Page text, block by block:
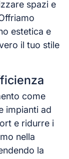
spazi e
estetica e
il tuo stile
come
impianti ad
e ridurre i
nella
la